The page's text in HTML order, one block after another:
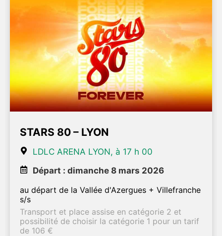
STARS 80 – LYON
LDLC ARENA LYON, à 17 h 00
Départ : dimanche 8 mars 2026
au départ de la Vallée d'Azergues + Villefranche
s/s
Transport et place assise en catégorie 2 et
possibilité de choisir la catégorie 1 pour un tarif
de 106 €